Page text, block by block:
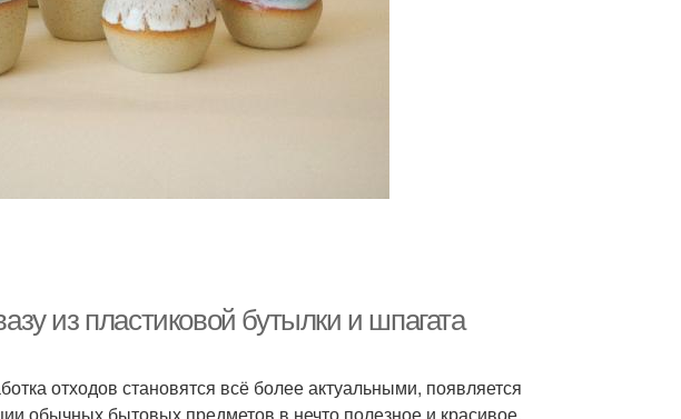
из пластиковой бутылки и шпагата
отходов становятся всё более актуальными, появляется